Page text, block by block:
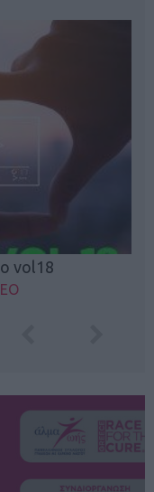
vol18